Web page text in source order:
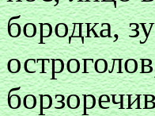
бородка,